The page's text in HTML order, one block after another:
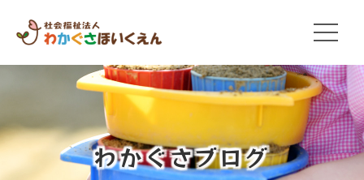
わかぐさブログ